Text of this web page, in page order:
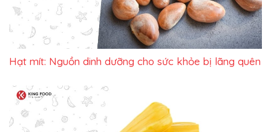
Hạt mít: Nguồn dinh dưỡng cho sức khỏe bị lãng quên